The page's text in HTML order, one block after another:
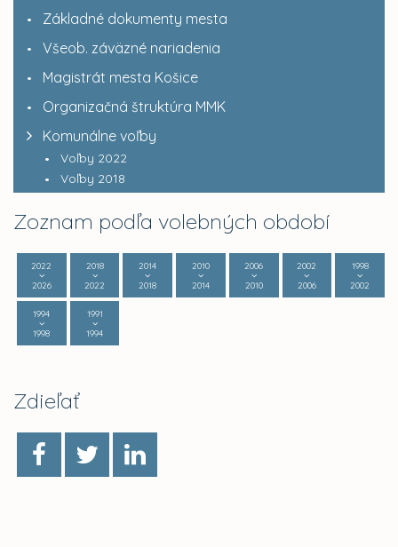
Základné dokumenty mesta
Všeob. záväzné nariadenia
Magistrát mesta Košice
Organizačná štruktúra MMK
Komunálne voľby
Voľby 2022
Voľby 2018
Zoznam podľa volebných období
2022
2026
2018
2022
2014
2018
2010
2014
2006
2010
2002
2006
1998
2002
1994
1998
1991
1994
Zdieľať